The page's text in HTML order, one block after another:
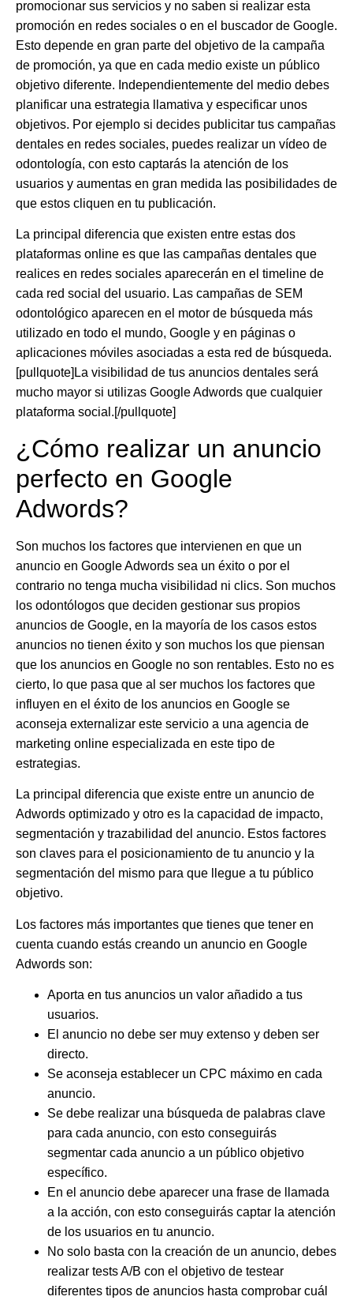
promocionar sus servicios y no saben si realizar esta
promoción en redes sociales o en el buscador de Google.
Esto depende en gran parte del objetivo de la campaña
de promoción, ya que en cada medio existe un público
objetivo diferente. Independientemente del medio debes
planificar una estrategia llamativa y especificar unos
objetivos. Por ejemplo si decides publicitar tus campañas
dentales en redes sociales, puedes realizar un vídeo de
odontología, con esto captarás la atención de los
usuarios y aumentas en gran medida las posibilidades de
que estos cliquen en tu publicación.
La principal diferencia que existen entre estas dos
plataformas online es que las campañas dentales que
realices en redes sociales aparecerán en el timeline de
cada red social del usuario. Las campañas de SEM
odontológico aparecen en el motor de búsqueda más
utilizado en todo el mundo, Google y en páginas o
aplicaciones móviles asociadas a esta red de búsqueda.
[pullquote]La visibilidad de tus anuncios dentales será
mucho mayor si utilizas Google Adwords que cualquier
plataforma social.[/pullquote]
¿Cómo realizar un anuncio
perfecto en Google
Adwords?
Son muchos los factores que intervienen en que un
anuncio en Google Adwords sea un éxito o por el
contrario no tenga mucha visibilidad ni clics. Son muchos
los odontólogos que deciden gestionar sus propios
anuncios de Google, en la mayoría de los casos estos
anuncios no tienen éxito y son muchos los que piensan
que los anuncios en Google no son rentables. Esto no es
cierto, lo que pasa que al ser muchos los factores que
influyen en el éxito de los anuncios en Google se
aconseja externalizar este servicio a una agencia de
marketing online especializada en este tipo de
estrategias.
La principal diferencia que existe entre un anuncio de
Adwords optimizado y otro es la capacidad de impacto,
segmentación y trazabilidad del anuncio. Estos factores
son claves para el posicionamiento de tu anuncio y la
segmentación del mismo para que llegue a tu público
objetivo.
Los factores más importantes que tienes que tener en
cuenta cuando estás creando un anuncio en Google
Adwords son:
Aporta en tus anuncios un valor añadido a tus
usuarios.
El anuncio no debe ser muy extenso y deben ser
directo.
Se aconseja establecer un CPC máximo en cada
anuncio.
Se debe realizar una búsqueda de palabras clave
para cada anuncio, con esto conseguirás
segmentar cada anuncio a un público objetivo
específico.
En el anuncio debe aparecer una frase de
llamada
a la acción, con esto conseguirás captar la atención
de los usuarios en tu anuncio.
No solo basta con la creación de un anuncio, debes
realizar tests A/B con el objetivo de testear
diferentes tipos de anuncios hasta comprobar cuál